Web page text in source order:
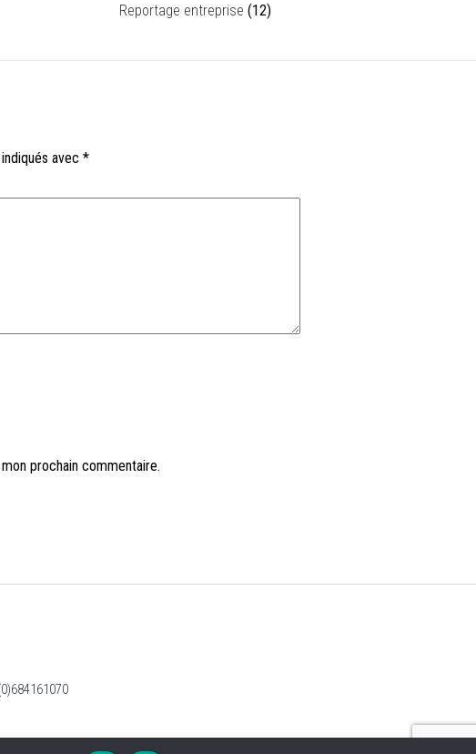
Reportage entreprise (12)
avec *
prochain commentaire.
MENTIONS LÉGALES